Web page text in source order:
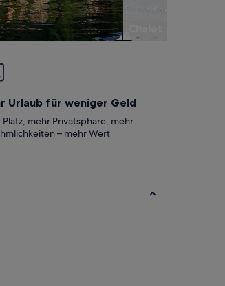
Urlaub für weniger Geld
mehr Privatsphäre, mehr
– mehr Wert